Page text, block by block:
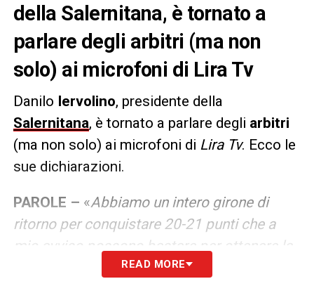
della Salernitana, è tornato a
parlare degli arbitri (ma non
solo) ai microfoni di Lira Tv
Danilo Iervolino, presidente della
Salernitana, è tornato a parlare degli arbitri
(ma non solo) ai microfoni di Lira Tv. Ecco le
sue dichiarazioni.
PAROLE – «Abbiamo un intero girone di
ritorno per conquistare 20-21 punti che a
mio avviso possono bastare per ottenere la
salvezza. È un ruolino di marcia (20-21 punti
READ MORE